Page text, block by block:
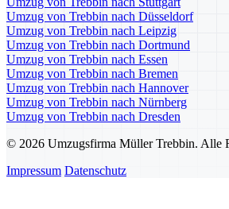
Umzug von Trebbin nach Düsseldorf
Umzug von Trebbin nach Leipzig
Umzug von Trebbin nach Dortmund
Umzug von Trebbin nach Essen
Umzug von Trebbin nach Bremen
Umzug von Trebbin nach Hannover
Umzug von Trebbin nach Nürnberg
Umzug von Trebbin nach Dresden
© 2026 Umzugsfirma Müller Trebbin. Alle
Impressum Datenschutz